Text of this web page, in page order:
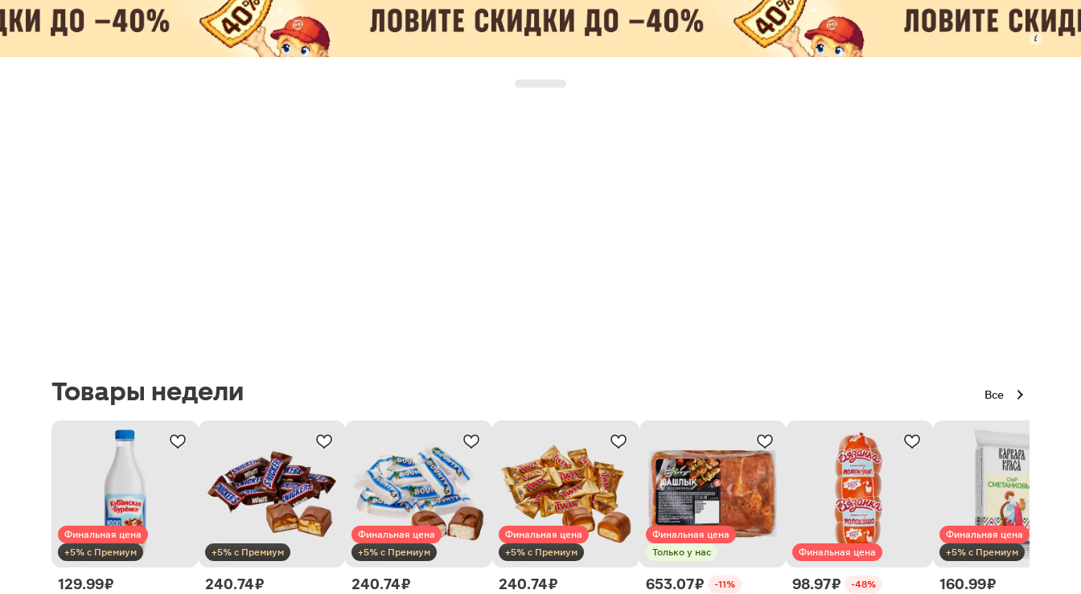
Товары недели Все
Финальная цена
+5% с Премиум
129.99 ₽
+5% с Премиум
240.74 ₽
Финальная цена
+5% с Премиум
240.74 ₽
Финальная цена
+5% с Премиум
240.74 ₽
Финальная цена
Только у нас
653.07 ₽ -11%
Финальная цена
98.97 ₽ -48%
Финальная цена
+5% с Премиум
160.99 ₽